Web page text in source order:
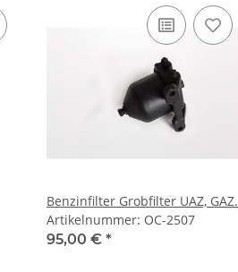
Benzinfilter Grobfilter UAZ, GAZ.
Artikelnummer: OC-2507
95,00 € *